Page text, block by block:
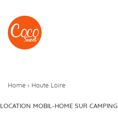
Aller au menu
Aller au contenu
Home › Haute Loire
LOCATION MOBIL-HOME SUR CAMPING